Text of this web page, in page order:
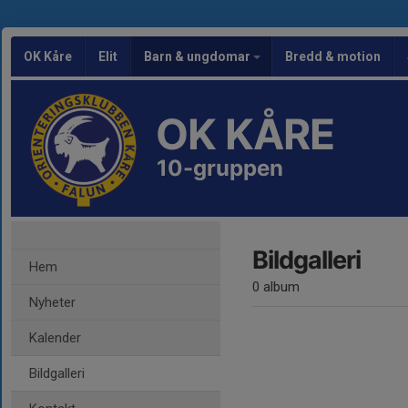
OK Kåre Elit Barn & ungdomar Bredd & motion
OK KÅRE
10-gruppen
Hem
Nyheter
Kalender
Bildgalleri
Bildgalleri
0 album